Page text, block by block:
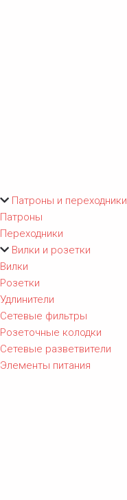
Патроны и переходники
Патроны
Переходники
Вилки и розетки
Вилки
Розетки
Удлинители
Сетевые фильтры
Розеточные колодки
Сетевые разветвители
Элементы питания